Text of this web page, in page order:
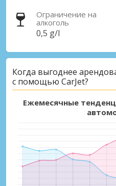
Ограничение на
алкоголь
0,5 g/l
Когда выгоднее
с помощью CarJet?
Ежемесячные